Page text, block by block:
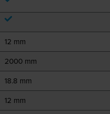
12 mm
2000 mm
18.8 mm
12 mm